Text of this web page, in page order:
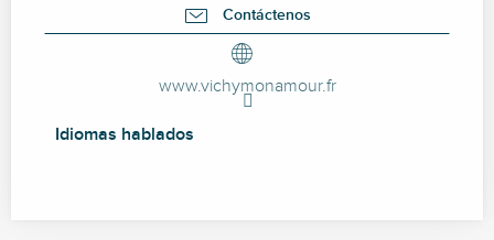
Contáctenos
www.vichymonamour.fr
Idiomas hablados
Idiomas hablados